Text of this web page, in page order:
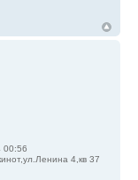
00:56
4,кв 37